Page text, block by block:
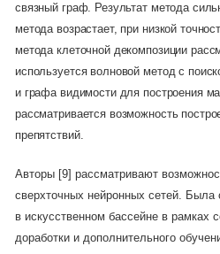
связный граф. Результат метода
метода возрастает, при низкой
метода клеточной декомпозиции
используется волновой метод с
и графа видимости для построения
рассматривается возможность
препятствий.
Авторы [9] рассматривают
сверхточных нейронных сетей. Была
в искусственном бассейне в рамках
доработки и дополнительного